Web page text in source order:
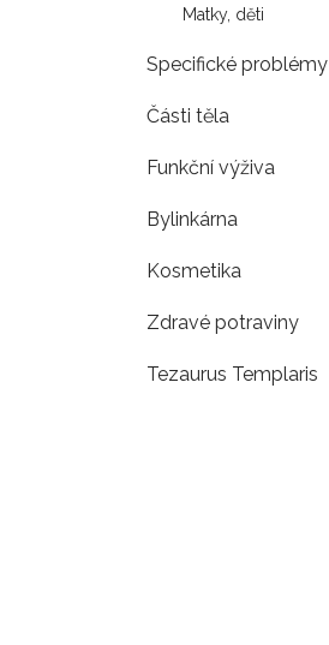
Matky, děti
Specifické problémy
Části těla
Funkční výživa
Bylinkárna
Kosmetika
Zdravé potraviny
Tezaurus Templaris